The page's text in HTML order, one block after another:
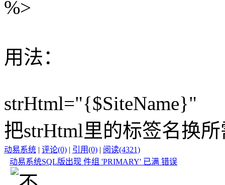
%>
用法：
strHtml="{$SiteName}"
把strHtml里的标签名换
动易系统 | 评论(0) | 引用(0) | 阅读(4321)
动易系统SQL版出现 件组 'PRIMARY' 已满 错误